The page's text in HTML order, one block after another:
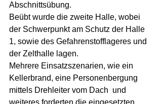
Abschnittsübung.
Beübt wurde die zweite Halle, wobei
der Schwerpunkt am Schutz der Halle
1, sowie des Gefahrenstofflageres und
der Zelthalle lagen.
Mehrere Einsatzszenarien, wie ein
Kellerbrand, eine Personenbergung
mittels Drehleiter vom Dach  und
weiteres forderten die eingesetzten